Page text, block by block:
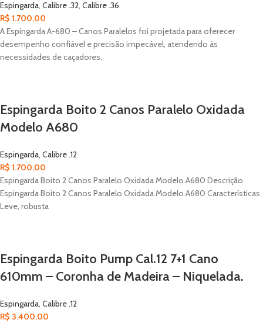
Espingarda, Calibre .32, Calibre .36
R$ 1.700,00
A Espingarda A-680 – Canos Paralelos foi projetada para oferecer
desempenho confiável e precisão impecável, atendendo às
necessidades de caçadores,
Espingarda Boito 2 Canos Paralelo Oxidada
Modelo A680
Espingarda, Calibre .12
R$ 1.700,00
Espingarda Boito 2 Canos Paralelo Oxidada Modelo A680 Descrição
Espingarda Boito 2 Canos Paralelo Oxidada Modelo A680 Características
Leve, robusta
Espingarda Boito Pump Cal.12 7+1 Cano
610mm – Coronha de Madeira – Niquelada.
Espingarda, Calibre .12
R$ 3.400,00